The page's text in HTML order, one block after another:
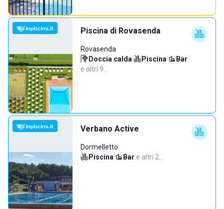
Piscina di Rovasenda
Rovasenda
Doccia calda· Piscina· Bar·
e altri 9…
Verbano Active
Dormelletto
Piscina· Bar·e altri 2…